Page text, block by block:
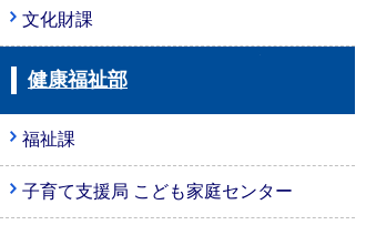
文化財課
健康福祉部
福祉課
子育て支援局 こども家庭センター